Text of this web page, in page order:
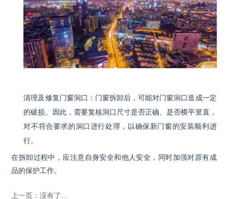
清理及修复门窗洞口：门窗拆卸后，可能对门窗洞口造成一定
的破损。因此，需要复核洞口尺寸是否正确、是否横平竖直，
对不符合要求的洞口进行处理，以确保新门窗的安装顺利进
行。
在拆卸过程中，应注意自身安全和他人安全，同时加强对原有成
品的保护工作。
上一页：没有了…